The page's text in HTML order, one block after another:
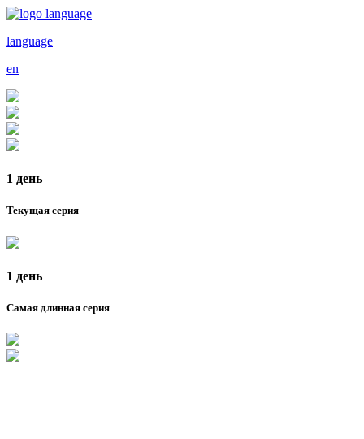
language
en
1 день
Текущая серия
1 день
Самая длинная серия